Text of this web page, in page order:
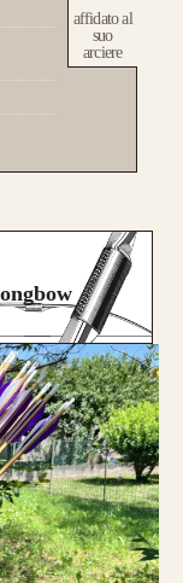
affidato al
suo
arciere